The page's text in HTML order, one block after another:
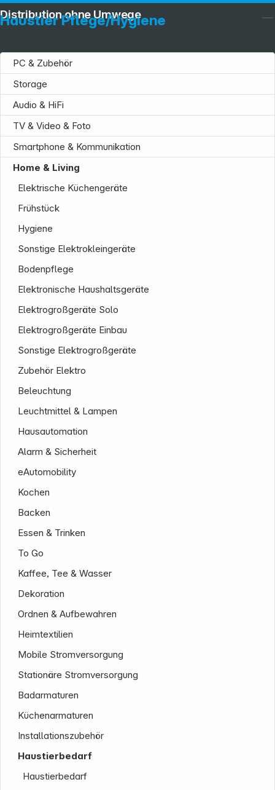
Haustier Pflege/Hygiene
PC & Zubehör
Storage
Audio & HiFi
TV & Video & Foto
Smartphone & Kommunikation
Home & Living
Elektrische Küchengeräte
Frühstück
Hygiene
Sonstige Elektrokleingeräte
Bodenpflege
Elektronische Haushaltsgeräte
Elektrogroßgeräte Solo
Elektrogroßgeräte Einbau
Sonstige Elektrogroßgeräte
Zubehör Elektro
Beleuchtung
Leuchtmittel & Lampen
Hausautomation
Alarm & Sicherheit
eAutomobility
Kochen
Backen
Essen & Trinken
To Go
Kaffee, Tee & Wasser
Dekoration
Ordnen & Aufbewahren
Heimtextilien
Mobile Stromversorgung
Stationäre Stromversorgung
Badarmaturen
Küchenarmaturen
Installationszubehör
Haustierbedarf
Haustierbedarf
Distribution ohne Umwege
Service